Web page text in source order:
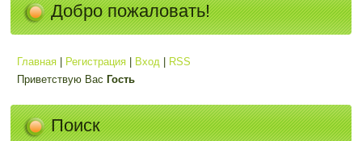
Добро пожаловать!
Главная Регистрация Вход
RSS
Приветствую Вас Гость
Поиск